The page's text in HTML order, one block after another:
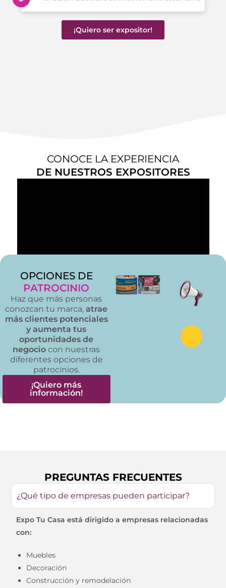
¡Quiero ser expositor!
CONOCE LA EXPERIENCIA
DE NUESTROS EXPOSITORES
OPCIONES DE
PATROCINIO
Haz que más personas
conozcan tu marca,atrae
más clientes potenciales
y aumenta tus
oportunidades de
negocio con nuestras
diferentes opciones de
patrocinios.
¡Quiero más
información!
PREGUNTAS FRECUENTES
¿Qué tipo de empresas pueden participar?
Expo Tu Casa está dirigido a empresas relacionadas
con:
Muebles
Decoración
Construcción y remodelación